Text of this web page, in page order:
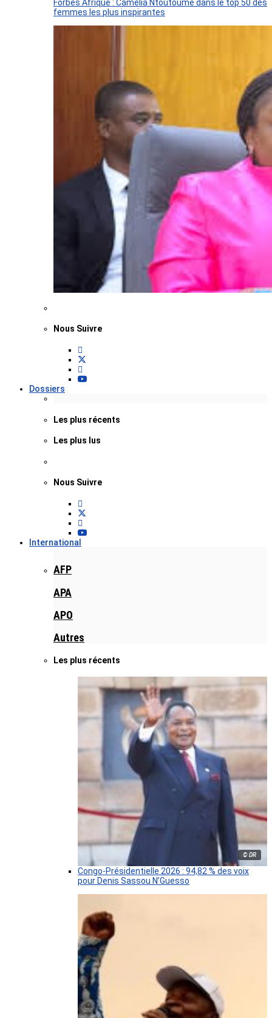
Forbes Afrique : Camélia Ntoutoume dans le top 50 des
femmes les plus inspirantes
Nous Suivre
Dossiers
Les plus récents
Les plus lus
Nous Suivre
International
AFP
APA
APO
Autres
Les plus récents
© DR
Congo-Présidentielle 2026 : 94,82 % des voix
pour Denis Sassou N’Guesso